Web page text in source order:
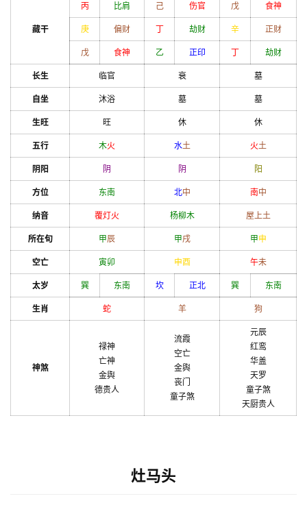
藏干
丙 比肩 己 伤官 戊 食神
庚 偏财 丁 劫财 辛 正财
戊 食神 乙 正印 丁 劫财
长生 临官 衰 墓
自坐 沐浴 墓 墓
生旺 旺 休 休
五行 木火 水土 火土
阴阳 阴 阴 阳
方位 东南 北中 南中
纳音 覆灯火 杨柳木 屋上土
所在旬 甲辰 甲戌 甲申
空亡 寅卯 申酉 午未
太岁 巽 东南 坎 正北 巽 东南
生肖 蛇 羊 狗
神煞
禄神
亡神
金舆
德贵人
流霞
空亡
金舆
丧门
童子煞
元辰
红鸾
华盖
天罗
童子煞
天厨贵人
灶马头